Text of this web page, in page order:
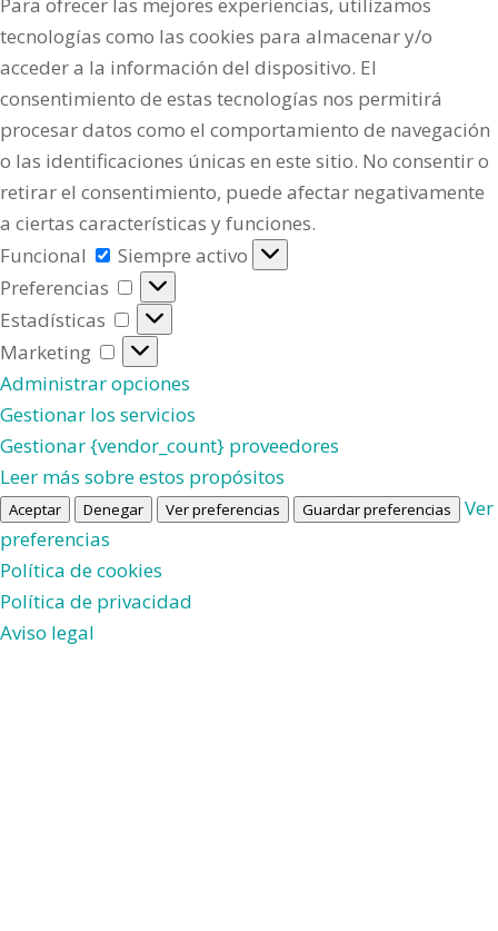
tecnologías como las cookies para almacenar y/o
acceder a la información del dispositivo. El
consentimiento de estas tecnologías nos permitirá
procesar datos como el comportamiento de navegación
o las identificaciones únicas en este sitio. No consentir o
retirar el consentimiento, puede afectar negativamente
a ciertas características y funciones.
Funcional
Funcional
Siempre activo
Preferencias
Preferencias
Estadísticas
Estadísticas
Marketing
Marketing
Administrar opciones
Gestionar los servicios
Gestionar {vendor_count} proveedores
Leer más sobre estos propósitos
Aceptar Denegar Ver preferencias Guardar preferencias
Ver
preferencias
Política de cookies
Política de privacidad
Aviso legal